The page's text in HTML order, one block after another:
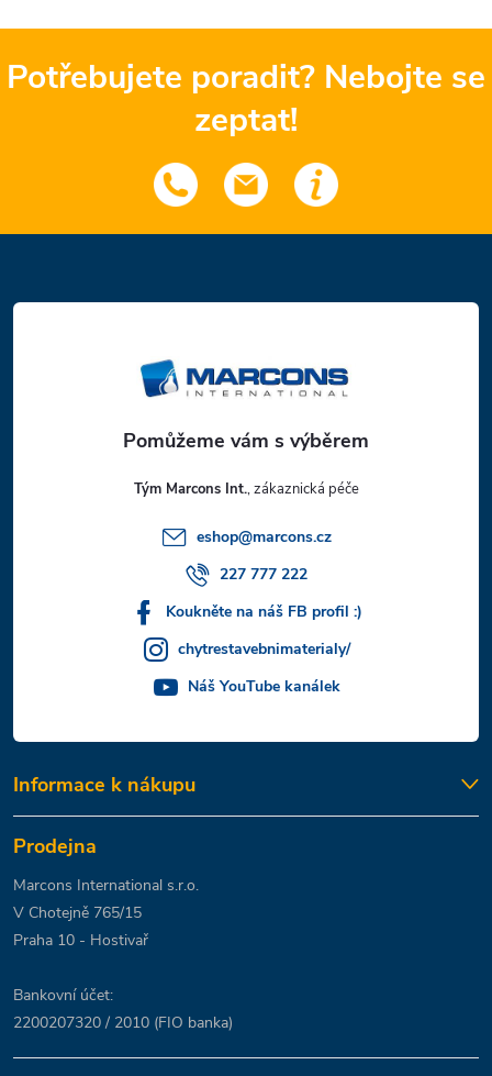
Potřebujete poradit? Nebojte se
zeptat!
á
Tým Marcons Int.
eshop@marcons.cz
227 777 222
Koukněte na náš FB profil :)
chytrestavebnimaterialy/
Náš YouTube kanálek
Informace k nákupu
Prodejna
Marcons International s.r.o.
V Chotejně 765/15
Praha 10 - Hostivař
Bankovní účet:
2200207320 / 2010 (FIO banka)